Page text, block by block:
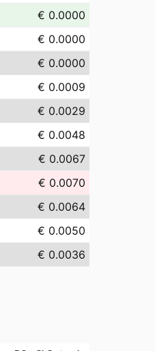
€ 0.0000
€ 0.0000
€ 0.0000
€ 0.0009
€ 0.0029
€ 0.0048
€ 0.0067
€ 0.0070
€ 0.0064
€ 0.0050
€ 0.0036